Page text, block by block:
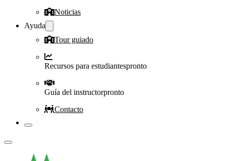
Noticias
Ayuda
Tour guiado
Recursos para estudiantespronto
Guía del instructorpronto
Contacto